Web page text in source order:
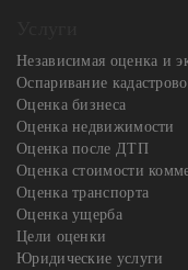
Независимая оценка и
Оспаривание
Оценка бизнеса
Оценка недвижимости
Оценка после ДТП
Оценка стоимости
Оценка транспорта
Оценка ущерба
Цели оценки
Юридические услуги